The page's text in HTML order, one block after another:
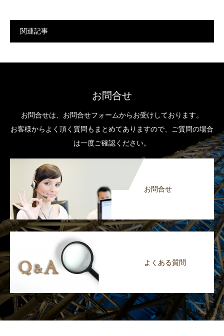
関連記事
お問合せ
お問合せは、お問合せフォームからお受けしております。
お客様からよく頂く質問もまとめてありますので、ご質問の場合
は一度ご確認ください。
お問合せ
よくある質問